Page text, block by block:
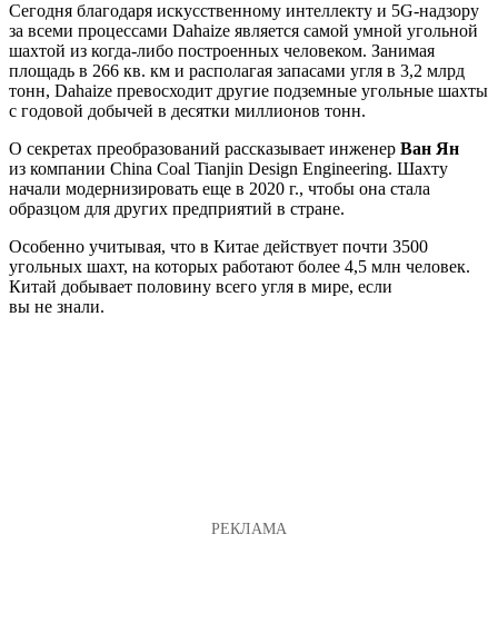
Сегодня благодаря искусственному интеллекту и 5G-надзору
за всеми процессами Dahaize является самой умной угольной
шахтой из когда-либо построенных человеком. Занимая
площадь в 266 кв. км и располагая запасами угля в 3,2 млрд
тонн, Dahaize превосходит другие подземные угольные шахты
с годовой добычей в десятки миллионов тонн.
О секретах преобразований рассказывает инженер Ван Ян
из компании China Coal Tianjin Design Engineering. Шахту
начали модернизировать еще в 2020 г., чтобы она стала
образцом для других предприятий в стране.
Особенно учитывая, что в Китае действует почти 3500
угольных шахт, на которых работают более 4,5 млн человек.
Китай добывает половину всего угля в мире, если
вы не знали.